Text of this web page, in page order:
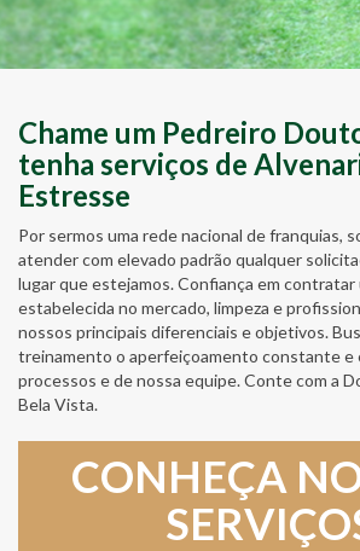
Chame um Pedreiro
tenha serviços de
Estresse
Por sermos uma rede nacional de franquias,
atender com elevado padrão qualquer
lugar que estejamos. Confiança em contratar
estabelecida no mercado, limpeza e
nossos principais diferenciais e objetivos.
treinamento o aperfeiçoamento constante e
processos e de nossa equipe. Conte com a
Bela Vista.
CONHEÇA